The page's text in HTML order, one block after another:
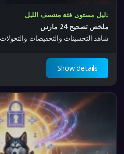
دليل مستوى فئة منتصف الليل
ملخص تصحيح 24 مارس
شاهد التحسينات والتخفيضات والتحولات
Show details